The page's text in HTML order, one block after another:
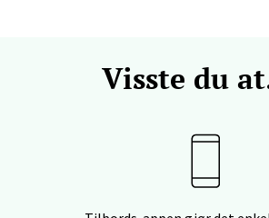
Visste du
- Thon Senter Sartor